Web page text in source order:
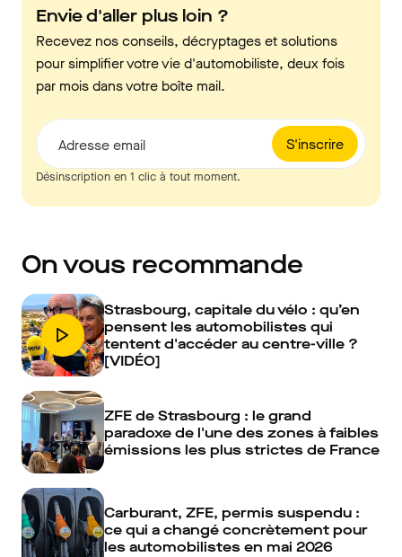
Envie d'aller plus loin ?
Recevez nos conseils, décryptages et solutions
pour simplifier votre vie d'automobiliste, deux fois
par mois dans votre boîte mail.
S'inscrire
Adresse email
Désinscription en 1 clic à tout moment.
On vous recommande
Strasbourg, capitale du vélo : qu’en
pensent les automobilistes qui
tentent d'accéder au centre-ville ?
[VIDÉO]
ZFE de Strasbourg : le grand
paradoxe de l'une des zones à faibles
émissions les plus strictes de France
Carburant, ZFE, permis suspendu :
ce qui a changé concrètement pour
les automobilistes en mai 2026